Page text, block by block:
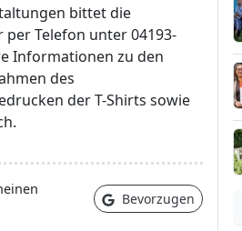
bittet die
Telefon unter 04193-
Informationen zu den
des
der T-Shirts sowie
Bevorzugen